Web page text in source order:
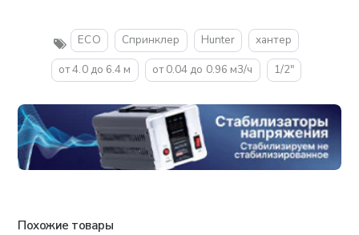
ECO Спринклер Hunter
хантер
от 4.0 до 6.4 м
от 0.04 до 0.96 м3/ч 1/2"
Похожие товары